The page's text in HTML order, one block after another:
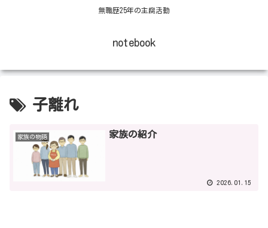
無職歴25年の主腐活動
notebook
子離れ
家族の物語 家族の紹介
2026.01.15